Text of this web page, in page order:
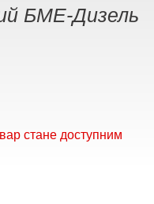
БМЕ-Дизель
стане доступним